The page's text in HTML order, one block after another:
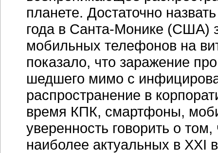
планете. Достаточно
года в Санта-Монике (США)
мобильных телефонов на
показало, что заражение
шедшего мимо с
распространение в
время КПК, смартфоны,
уверенность говорить о
наиболее актуальных в XXI